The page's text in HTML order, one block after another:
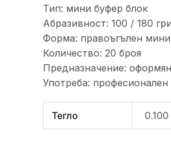
Тип: мини буфер блок
Абразивност: 100 / 180
Форма: правоъгълен
Количество: 20 броя
Предназначение:
Употреба:
Тегло 0.100